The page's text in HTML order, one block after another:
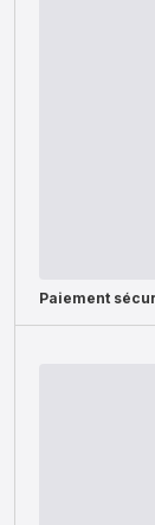
Paiement